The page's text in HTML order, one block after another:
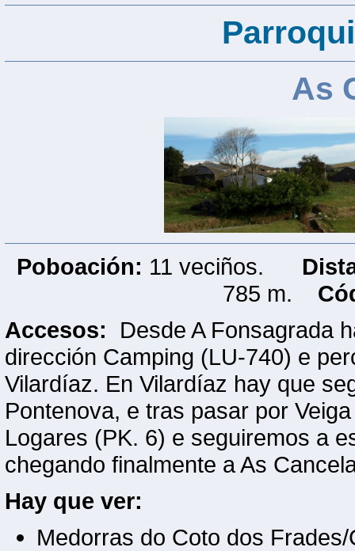
As
Poboación: 11 veciños.
785 m.
Accesos: Desde A Fonsagrada
dirección Camping (LU-740) e
Vilardíaz. En Vilardíaz hay que
Pontenova, e tras pasar por
Logares (PK. 6) e seguiremos a
chegando finalmente a As
Hay que ver:
Medorras do Coto dos